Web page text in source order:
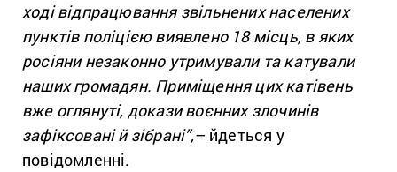
ході відпрацювання звільнених населених
пунктів поліцією виявлено 18 місць, в яких
росіяни незаконно утримували та катували
наших громадян. Приміщення цих катівень
вже оглянуті, докази воєнних злочинів
зафіксовані й зібрані”,– йдеться у
повідомленні.